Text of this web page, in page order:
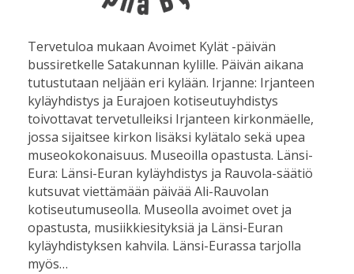
Tervetuloa mukaan Avoimet Kylät -päivän
bussiretkelle Satakunnan kylille. Päivän aikana
tutustutaan neljään eri kylään. Irjanne: Irjanteen
kyläyhdistys ja Eurajoen kotiseutuyhdistys
toivottavat tervetulleiksi Irjanteen kirkonmäelle,
jossa sijaitsee kirkon lisäksi kylätalo sekä upea
museokokonaisuus. Museoilla opastusta. Länsi-
Eura: Länsi-Euran kyläyhdistys ja Rauvola-säätiö
kutsuvat viettämään päivää Ali-Rauvolan
kotiseutumuseolla. Museolla avoimet ovet ja
opastusta, musiikkiesityksiä ja Länsi-Euran
kyläyhdistyksen kahvila. Länsi-Eurassa tarjolla
myös…